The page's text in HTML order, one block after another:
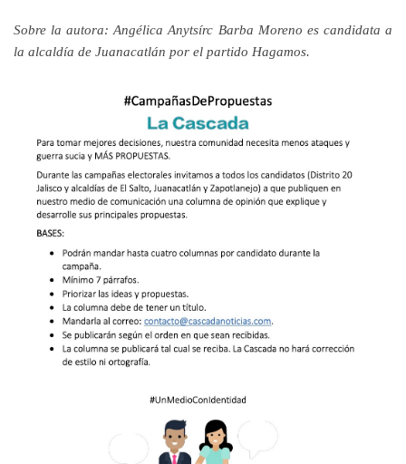
Sobre la autora: Angélica Anytsírc Barba Moreno es candidata a
la alcaldía de Juanacatlán por el partido Hagamos.